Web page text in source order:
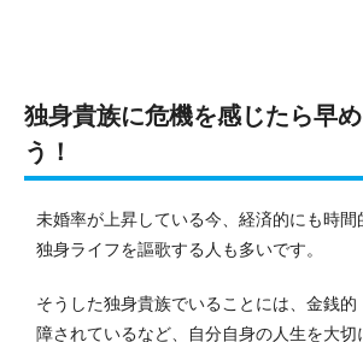
独身貴族に危機を感じたら早
う！
未婚率が上昇している今、経済的にも時間
独身ライフを謳歌する人も多いです。
そうした独身貴族でいることには、金銭的
障されているなど、自分自身の人生を大切